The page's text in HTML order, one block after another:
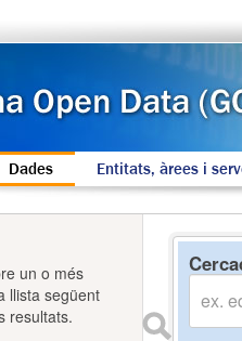
Dades Entitats, àrees i
un o més
llista següent
resultats.